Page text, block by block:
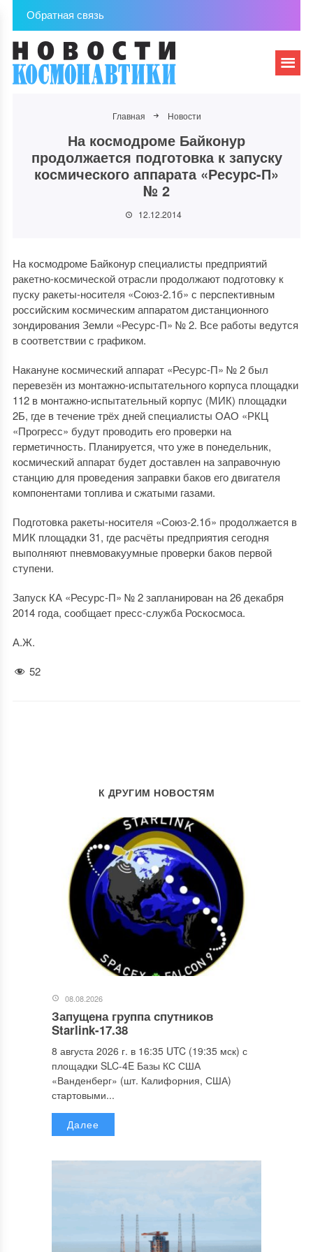
Обратная связь
Главная Новости
На космодроме Байконур
продолжается подготовка к запуску
космического аппарата «Ресурс-П»
№ 2
12.12.2014
На космодроме Байконур специалисты предприятий
ракетно-космической отрасли продолжают подготовку к
пуску ракеты-носителя «Союз-2.1б» с перспективным
российским космическим аппаратом дистанционного
зондирования Земли «Ресурс-П» № 2. Все работы ведутся
в соответствии с графиком.
Накануне космический аппарат «Ресурс-П» № 2 был
перевезён из монтажно-испытательного корпуса площадки
112 в монтажно-испытательный корпус (МИК) площадки
2Б, где в течение трёх дней специалисты ОАО «РКЦ
«Прогресс» будут проводить его проверки на
герметичность. Планируется, что уже в понедельник,
космический аппарат будет доставлен на заправочную
станцию для проведения заправки баков его двигателя
компонентами топлива и сжатыми газами.
Подготовка ракеты-носителя «Союз-2.1б» продолжается в
МИК площадки 31, где расчёты предприятия сегодня
выполняют пневмовакуумные проверки баков первой
ступени.
Запуск КА «Ресурс-П» № 2 запланирован на 26 декабря
2014 года, сообщает пресс-служба Роскосмоса.
А.Ж.
52
К ДРУГИМ НОВОСТЯМ
08.08.2026
Запущена группа спутников
Starlink-17.38
8 августа 2026 г. в 16:35 UTC (19:35 мск) с
площадки SLC-4E Базы КС США
«Ванденберг» (шт. Калифорния, США)
стартовыми...
Далее